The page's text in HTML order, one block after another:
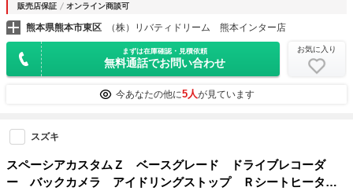
販売店保証 オンライン商談可
熊本県熊本市東区 （株）リバティドリーム 熊本インター店
まずは在庫確認・見積依頼
無料通話でお問い合わせ
お気に入り
今あなたの他に5人が見ています
スズキ
スペーシアカスタムＺ ベースグレード ドライブレコーダ
ー バックカメラ アイドリングストップ Ｒシートヒータ